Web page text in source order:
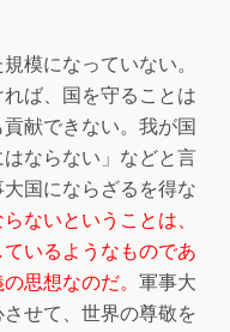
模になっていない。
ば、国を守ることは
献できない。我が国
ならない」などと言
国にならざるを得な
ないということは、
いるようなものであ
思想なのだ。 軍事大
せて、世界の尊敬を